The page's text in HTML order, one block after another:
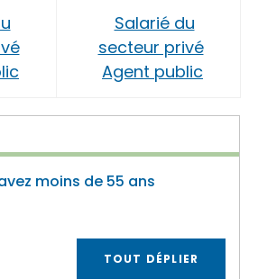
Salarié du
secteur privé
Agent public
moins de 55 ans
TOUT DÉPLIER